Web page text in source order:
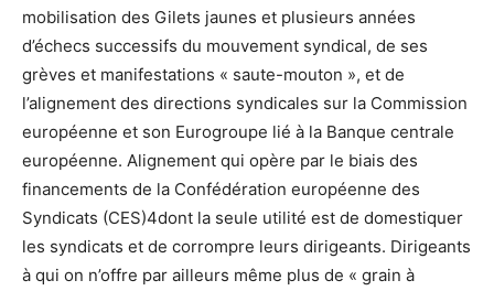
mobilisation des Gilets jaunes et plusieurs années
d’échecs successifs du mouvement syndical, de ses
grèves et manifestations « saute-mouton », et de
l’alignement des directions syndicales sur la Commission
européenne et son Eurogroupe lié à la Banque centrale
européenne. Alignement qui opère par le biais des
financements de la Confédération européenne des
Syndicats (CES)4dont la seule utilité est de domestiquer
les syndicats et de corrompre leurs dirigeants. Dirigeants
à qui on n’offre par ailleurs même plus de « grain à